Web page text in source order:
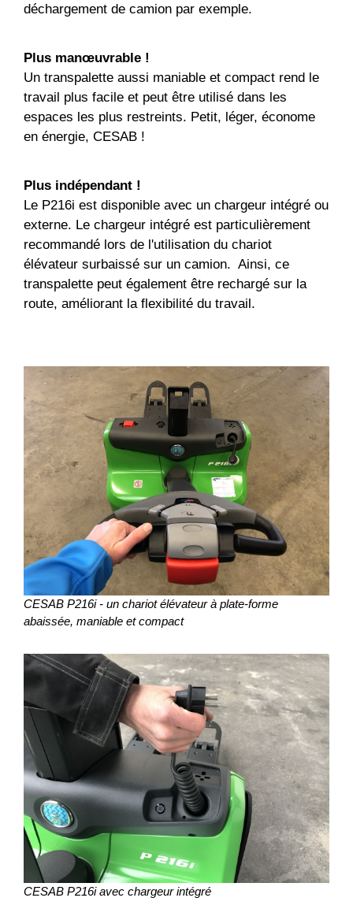
déchargement de camion par exemple.
Plus manœuvrable !
Un transpalette aussi maniable et compact rend le
travail plus facile et peut être utilisé dans les
espaces les plus restreints. Petit, léger, économe
en énergie, CESAB !
Plus indépendant !
Le P216i est disponible avec un chargeur intégré ou
externe. Le chargeur intégré est particulièrement
recommandé lors de l'utilisation du chariot
élévateur surbaissé sur un camion. Ainsi, ce
transpalette peut également être rechargé sur la
route, améliorant la flexibilité du travail.
CESAB P216i - un chariot élévateur à plate-forme
abaissée, maniable et compact
CESAB P216i avec chargeur intégré